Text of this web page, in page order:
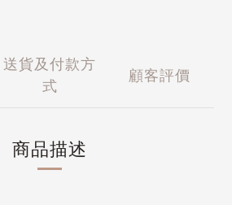
送貨及付款方
式
顧客評價
商品描述